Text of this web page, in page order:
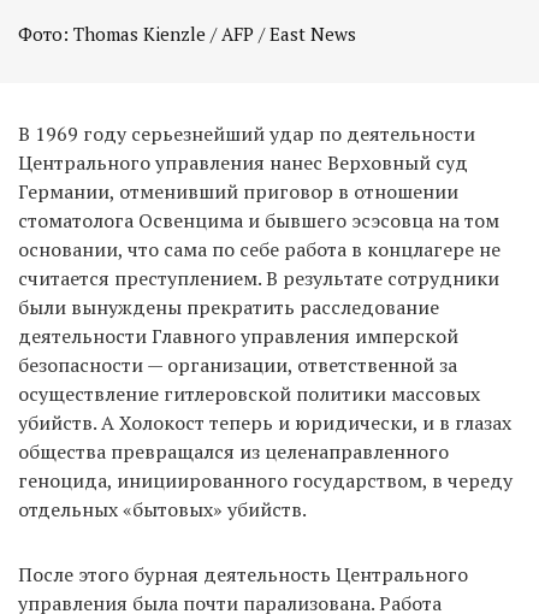
Фото: Thomas Kienzle / AFP / East News
В 1969 году серьезнейший удар по деятельности
Центрального управления нанес Верховный суд
Германии, отменивший приговор в отношении
стоматолога Освенцима и бывшего эсэсовца на том
основании, что сама по себе работа в концлагере не
считается преступлением. В результате сотрудники
были вынуждены прекратить расследование
деятельности Главного управления имперской
безопасности — организации, ответственной за
осуществление гитлеровской политики массовых
убийств. А Холокост теперь и юридически, и в глазах
общества превращался из целенаправленного
геноцида, инициированного государством, в череду
отдельных «бытовых» убийств.
После этого бурная деятельность Центрального
управления была почти парализована. Работа